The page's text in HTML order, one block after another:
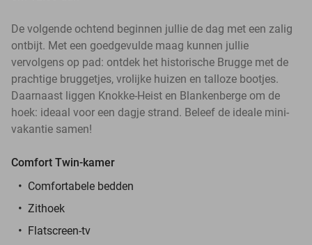
De volgende ochtend beginnen jullie de dag met een zalig
ontbijt. Met een goedgevulde maag kunnen jullie
vervolgens op pad: ontdek het historische Brugge met de
prachtige bruggetjes, vrolijke huizen en talloze bootjes.
Daarnaast liggen Knokke-Heist en Blankenberge om de
hoek: ideaal voor een dagje strand. Beleef de ideale mini-
vakantie samen!
Comfort Twin-kamer
Comfortabele bedden
Zithoek
Flatscreen-tv